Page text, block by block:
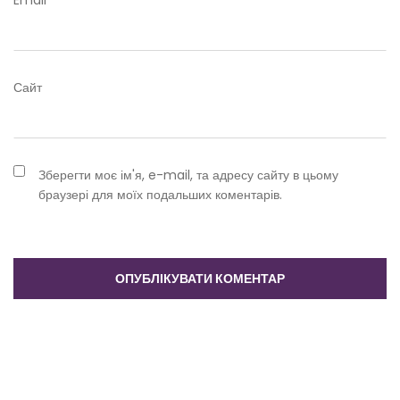
Сайт
Зберегти моє ім'я, e-mail, та адресу сайту в цьому
браузері для моїх подальших коментарів.